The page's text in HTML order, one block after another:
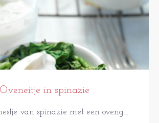
Oveneitje in spinazie
van spinazie met een oveng...